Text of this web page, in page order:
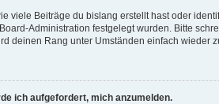
viele Beiträge du bislang erstellt hast oder
Administration festgelegt wurden. Bitte
deinen Rang unter Umständen einfach wieder
ich aufgefordert, mich anzumelden.